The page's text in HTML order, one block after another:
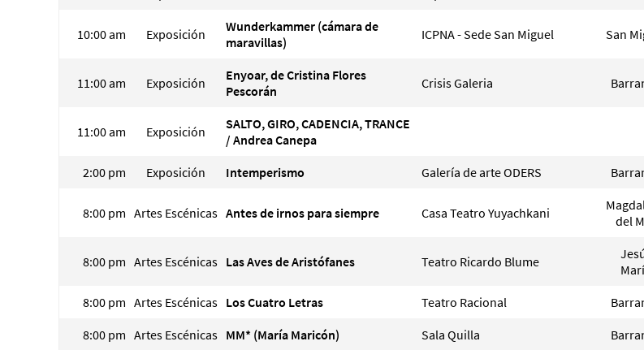
10:00 am Exposición
Wunderkammer (cámara de
maravillas)
ICPNA - Sede San Miguel San
11:00 am Exposición
Enyoar, de Cristina Flores
Pescorán
Crisis Galeria
11:00 am Exposición
SALTO, GIRO, CADENCIA, TRANCE
/ Andrea Canepa
2:00 pm Exposición Intemperismo Galería de arte ODERS
8:00 pm Artes Escénicas Antes de irnos para siempre Casa Teatro Yuyachkani
del
8:00 pm Artes Escénicas Las Aves de Aristófanes Teatro Ricardo Blume
8:00 pm Artes Escénicas Los Cuatro Letras Teatro Racional
8:00 pm Artes Escénicas MM* (María Maricón) Sala Quilla